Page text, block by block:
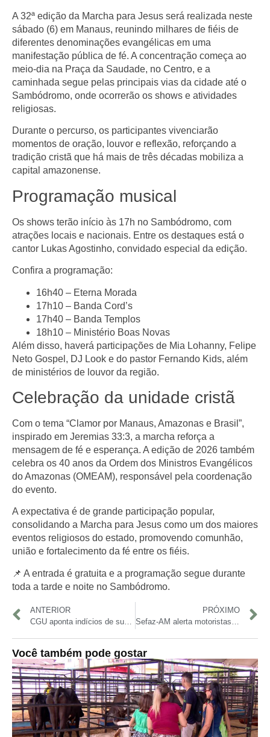
A 32ª edição da Marcha para Jesus será realizada neste
sábado (6) em Manaus, reunindo milhares de fiéis de
diferentes denominações evangélicas em uma
manifestação pública de fé. A concentração começa ao
meio-dia na Praça da Saudade, no Centro, e a
caminhada segue pelas principais vias da cidade até o
Sambódromo, onde ocorrerão os shows e atividades
religiosas.
Durante o percurso, os participantes vivenciarão
momentos de oração, louvor e reflexão, reforçando a
tradição cristã que há mais de três décadas mobiliza a
capital amazonense.
Programação musical
Os shows terão início às 17h no Sambódromo, com
atrações locais e nacionais. Entre os destaques está o
cantor Lukas Agostinho, convidado especial da edição.
Confira a programação:
16h40 – Eterna Morada
17h10 – Banda Cord’s
17h40 – Banda Templos
18h10 – Ministério Boas Novas
Além disso, haverá participações de Mia Lohanny, Felipe
Neto Gospel, DJ Look e do pastor Fernando Kids, além
de ministérios de louvor da região.
Celebração da unidade cristã
Com o tema “Clamor por Manaus, Amazonas e Brasil”,
inspirado em Jeremias 33:3, a marcha reforça a
mensagem de fé e esperança. A edição de 2026 também
celebra os 40 anos da Ordem dos Ministros Evangélicos
do Amazonas (OMEAM), responsável pela coordenação
do evento.
A expectativa é de grande participação popular,
consolidando a Marcha para Jesus como um dos maiores
eventos religiosos do estado, promovendo comunhão,
união e fortalecimento da fé entre os fiéis.
📌 A entrada é gratuita e a programação segue durante
toda a tarde e noite no Sambódromo.
ANTERIOR
PRÓXIMO
Você também pode gostar